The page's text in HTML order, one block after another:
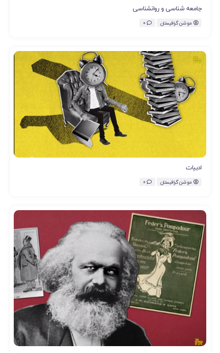
جامعه شناسی و روانشناسی
موشن گرافیستان 0
ادبیات
موشن گرافیستان 0